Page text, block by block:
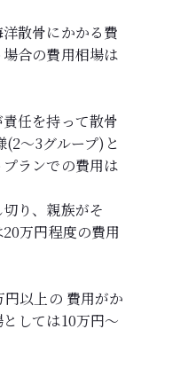
散骨にかかる費
合の費用相場は
任を持って散骨
(2～3グループ)と
ランでの費用は
り、親族がそ
万円程度の費用
以上の 費用がか
しては10万円～